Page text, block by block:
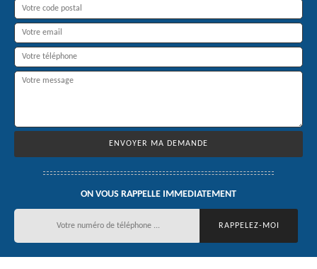
ON VOUS RAPPELLE IMMEDIATEMENT